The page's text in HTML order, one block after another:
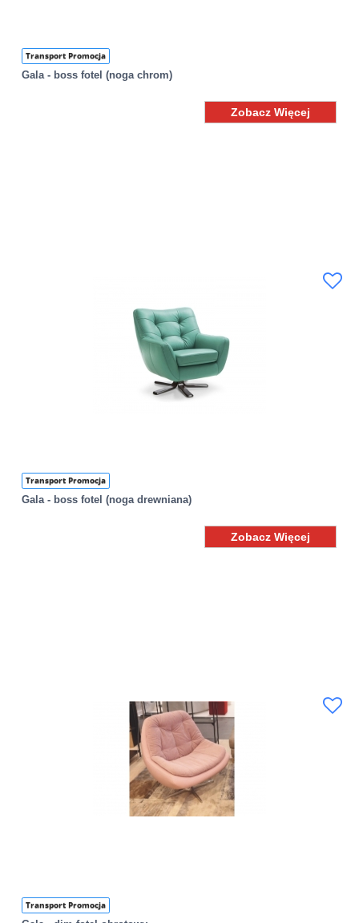
Transport Promocja
Gala - boss fotel (noga chrom)
Zobacz Więcej
Transport Promocja
Gala - boss fotel (noga drewniana)
Zobacz Więcej
Transport Promocja